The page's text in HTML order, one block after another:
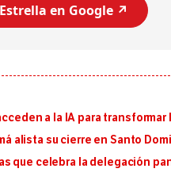
en Google ↗️
a la IA para transformar
alista su cierre en Santo
que celebra la delegación
Entre
referencias
presidente de
da Silva,